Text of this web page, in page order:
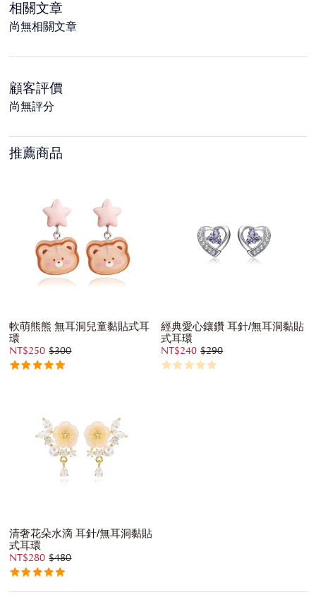
相關文章
尚無相關文章
顧客評價
尚無評分
推薦商品
軟萌熊熊 無耳洞兒童黏貼式耳
環
NT$250 $300
經典愛心鑲鑽 耳針/無耳洞黏貼
式耳環
NT$240 $290
清奢花朵水滴 耳針/無耳洞黏貼
式耳環
NT$280 $480